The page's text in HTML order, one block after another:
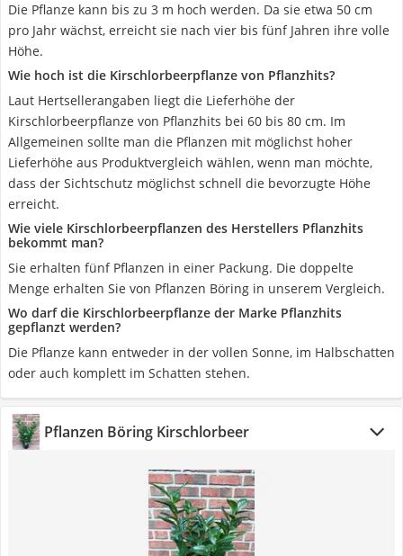
Die Pflanze kann bis zu 3 m hoch werden. Da sie etwa 50 cm
pro Jahr wächst, erreicht sie nach vier bis fünf Jahren ihre volle
Höhe.
Wie hoch ist die Kirschlorbeerpflanze von Pflanzhits?
Laut Hertsellerangaben liegt die Lieferhöhe der
Kirschlorbeerpflanze von Pflanzhits bei 60 bis 80 cm. Im
Allgemeinen sollte man die Pflanzen mit möglichst hoher
Lieferhöhe aus Produktvergleich wählen, wenn man möchte,
dass der Sichtschutz möglichst schnell die bevorzugte Höhe
erreicht.
Wie viele Kirschlorbeerpflanzen des Herstellers Pflanzhits
bekommt man?
Sie erhalten fünf Pflanzen in einer Packung. Die doppelte
Menge erhalten Sie von Pflanzen Böring in unserem Vergleich.
Wo darf die Kirschlorbeerpflanze der Marke Pflanzhits
gepflanzt werden?
Die Pflanze kann entweder in der vollen Sonne, im Halbschatten
oder auch komplett im Schatten stehen.
Pflanzen Böring Kirschlorbeer